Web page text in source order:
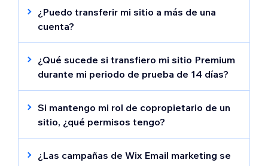
transferir el sitio.
Google Ads
ni cancelar su asignación de tu
sitio.
¿Puedo transferir mi sitio a más de una
cuenta?
Solo puedes transferir la propiedad del sitio
a un usuario por vez. Si inicias una segunda
transferencia antes de que termine la
primera, la primera será cancelada.
¿Qué sucede si transfiero mi sitio Premium
durante mi periodo de prueba de 14 días?
Una vez que transfieres un sitio Premium a
otra cuenta de Wix, pierdes el periodo de
prueba de 14 días. No es posible recibir un
reembolso por un sitio Premium transferido.
Si mantengo mi rol de copropietario de un
sitio, ¿qué permisos tengo?
Un copropietario tiene permiso para
administrar, editar y publicar sitios. Puede
¿Las campañas de Wix Email marketing se